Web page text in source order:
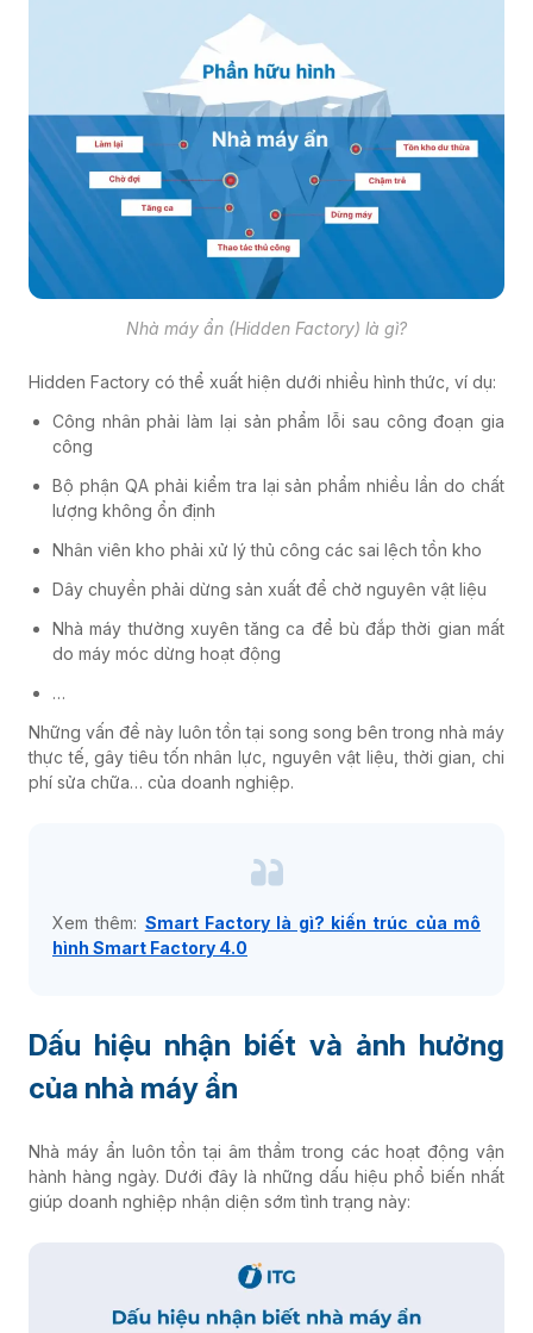
Nhà máy ẩn (Hidden Factory) là gì?
Hidden Factory có thể xuất hiện dưới nhiều hình thức, ví dụ:
Công nhân phải làm lại sản phẩm lỗi sau công đoạn gia
công
Bộ phận QA phải kiểm tra lại sản phẩm nhiều lần do chất
lượng không ổn định
Nhân viên kho phải xử lý thủ công các sai lệch tồn kho
Dây chuyền phải dừng sản xuất để chờ nguyên vật liệu
Nhà máy thường xuyên tăng ca để bù đắp thời gian mất
do máy móc dừng hoạt động
…
Những vấn đề này luôn tồn tại song song bên trong nhà máy
thực tế, gây tiêu tốn nhân lực, nguyên vật liệu, thời gian, chi
phí sửa chữa… của doanh nghiệp.
Xem thêm: Smart Factory là gì? kiến trúc của mô
hình Smart Factory 4.0
Dấu hiệu nhận biết và ảnh hưởng
của nhà máy ẩn
Nhà máy ẩn luôn tồn tại âm thầm trong các hoạt động vận
hành hàng ngày. Dưới đây là những dấu hiệu phổ biến nhất
giúp doanh nghiệp nhận diện sớm tình trạng này: